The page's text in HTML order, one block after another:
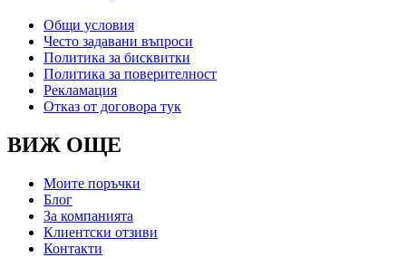
Общи условия
Често задавани въпроси
Политика за бисквитки
Политика за поверителност
Рекламация
Отказ от договора тук
ВИЖ ОЩЕ
Моите поръчки
Блог
За компанията
Клиентски отзиви
Контакти